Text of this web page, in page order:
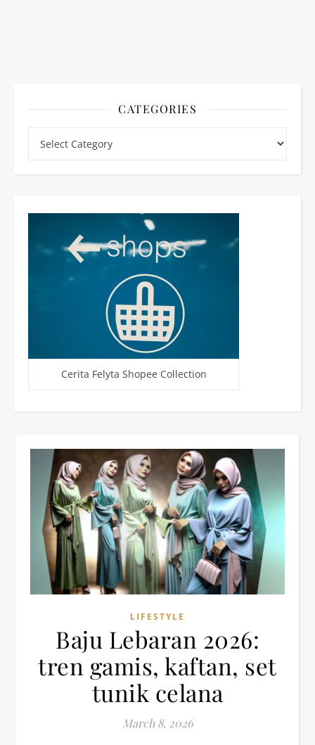
CATEGORIES
Cerita Felyta Shopee Collection
LIFESTYLE
Baju Lebaran 2026:
tren gamis, kaftan, set
tunik celana
March 8, 2026